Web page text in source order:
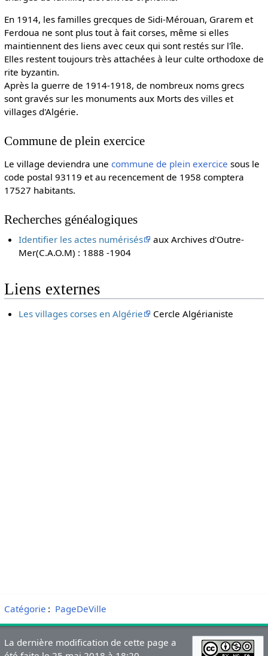
En 1914, les familles grecques de Sidi-Mérouan, Grarem et
Ferdoua ne sont plus tout à fait corses, même si elles
maintiennent des liens avec ceux qui sont restés sur l'île.
Elles restent toujours très attachées à leur culte orthodoxe de
rite byzantin.
Après la guerre de 1914-1918, de nombreux noms grecs
sont gravés sur les monuments aux Morts des villes et
villages d'Algérie.
Commune de plein exercice
Le village deviendra une commune de plein exercice sous le
code postal 93119 et au recencement de 1958 comptera
17527 habitants.
Recherches généalogiques
Identifier les actes numérisés
aux Archives d'Outre-
Mer(C.A.O.M) : 1888 -1904
Liens externes
Les villages corses en Algérie Cercle Algérianiste
Catégorie : PageDeVille
La dernière modification de cette page a